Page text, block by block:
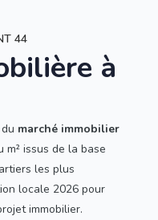
44
à
marché immobilier
m² issus de la base
les plus
locale 2026 pour
immobilier.